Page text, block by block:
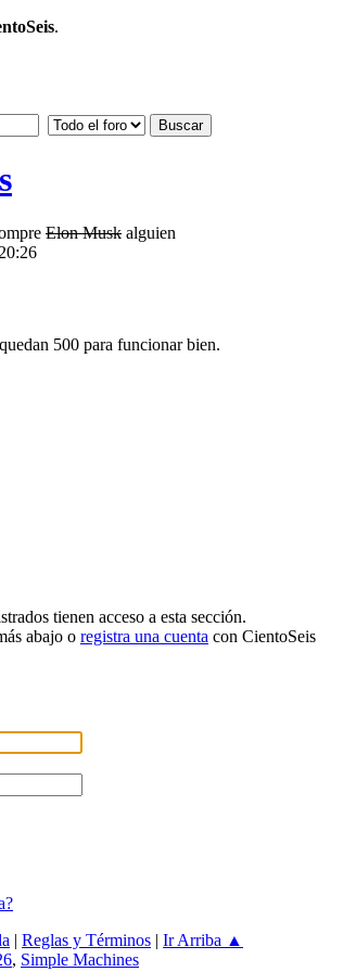
.
Elon Musk alguien
500 para funcionar bien.
tienen acceso a esta sección.
abajo o registra una cuenta con CientoSeis
| Reglas y Términos | Ir Arriba ▲
, Simple Machines